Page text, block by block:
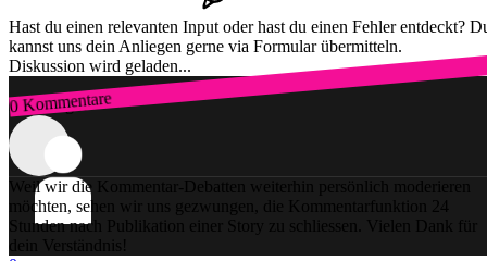
Hast du einen relevanten Input oder hast du einen Fehler entdeckt?
kannst uns dein Anliegen gerne via Formular übermitteln.
Diskussion wird geladen...
0 Kommentare
Zum Login
Weil wir die Kommentar-Debatten weiterhin persönlich moderieren
möchten, sehen wir uns gezwungen, die Kommentarfunktion 24
Stunden nach Publikation einer Story zu schliessen. Vielen Dank für
dein Verständnis!